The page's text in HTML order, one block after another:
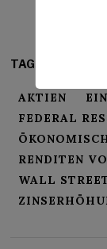
TAGS:
AKTIEN
FEDERAL
RENDITEN
WALL